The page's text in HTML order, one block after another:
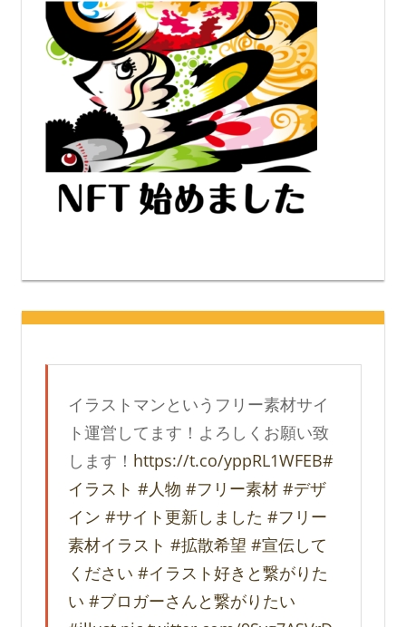
イラストマンというフリー素材サイ
ト運営してます！よろしくお願い致
します！ https://t.co/yppRL1WFEB#
イラスト #人物 #フリー素材 #デザ
イン #サイト更新しました #フリー
素材イラスト #拡散希望 #宣伝して
ください #イラスト好きと繋がりた
い #ブロガーさんと繋がりたい